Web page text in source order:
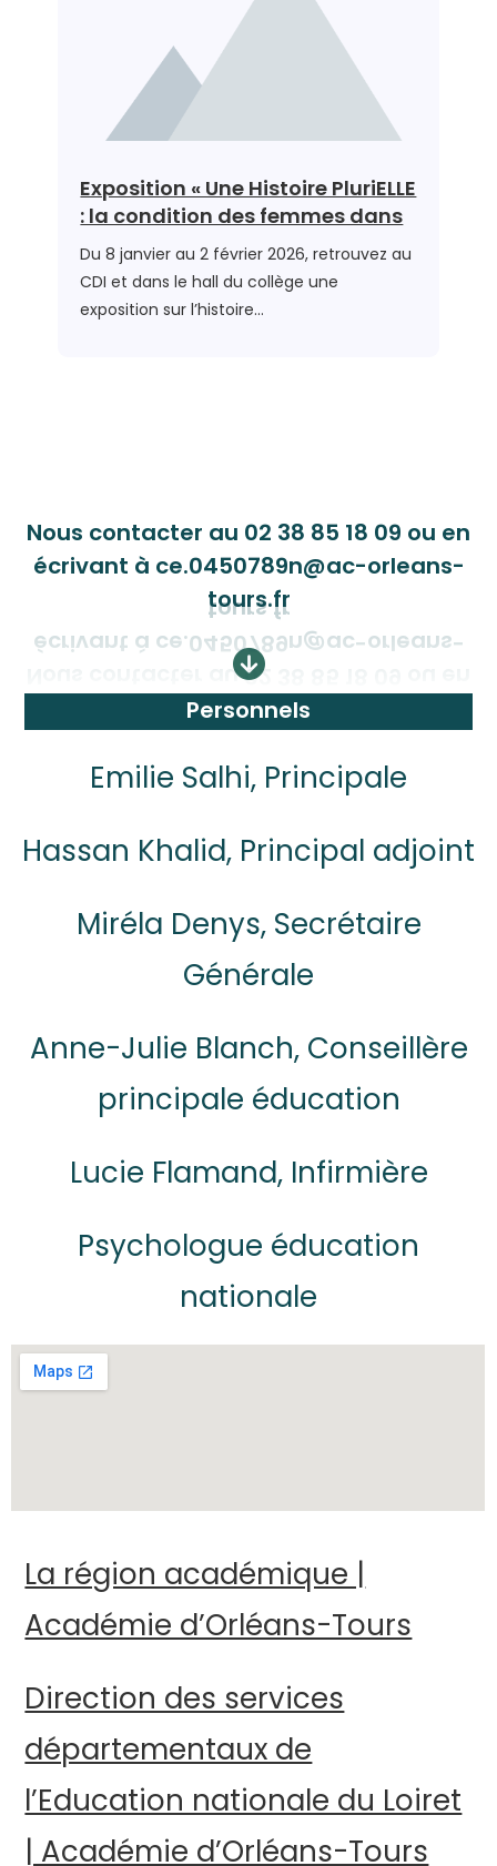
Exposition « Une Histoire PluriELLE
: la condition des femmes dans
Du 8 janvier au 2 février 2026, retrouvez au
CDI et dans le hall du collège une
exposition sur l’histoire…
Nous contacter au 02 38 85 18 09 ou en
écrivant à ce.0450789n@ac-orleans-
tours.fr
Personnels
Emilie Salhi, Principale
Hassan Khalid, Principal adjoint
Miréla Denys, Secrétaire
Générale
Anne-Julie Blanch, Conseillère
principale éducation
Lucie Flamand, Infirmière
Psychologue éducation
nationale
La région académique |
Académie d’Orléans-Tours
Direction des services
départementaux de
l’Education nationale du Loiret
| Académie d’Orléans-Tours